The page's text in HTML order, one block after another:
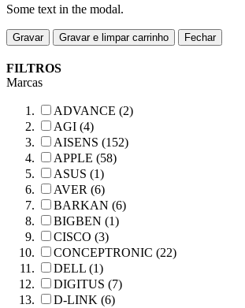
Some text in the modal.
Gravar Gravar e limpar carrinho Fechar
FILTROS
Marcas
ADVANCE (2)
AGI (4)
AISENS (152)
APPLE (58)
ASUS (1)
AVER (6)
BARKAN (6)
BIGBEN (1)
CISCO (3)
CONCEPTRONIC (22)
DELL (1)
DIGITUS (7)
D-LINK (6)